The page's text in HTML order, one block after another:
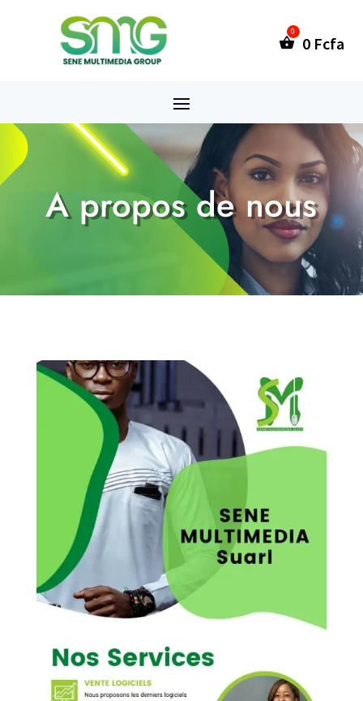
0 Fcfa
A propos de nous